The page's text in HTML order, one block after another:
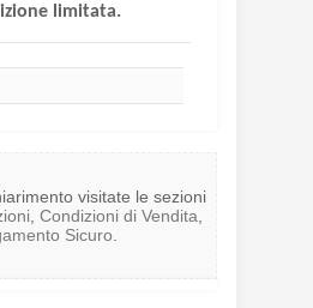
limitata.
visitate le sezioni
, Condizioni di Vendita,
Sicuro.